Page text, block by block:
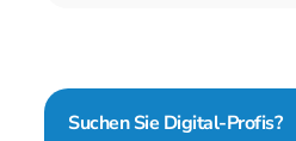
Suchen Sie Digital-Profis?